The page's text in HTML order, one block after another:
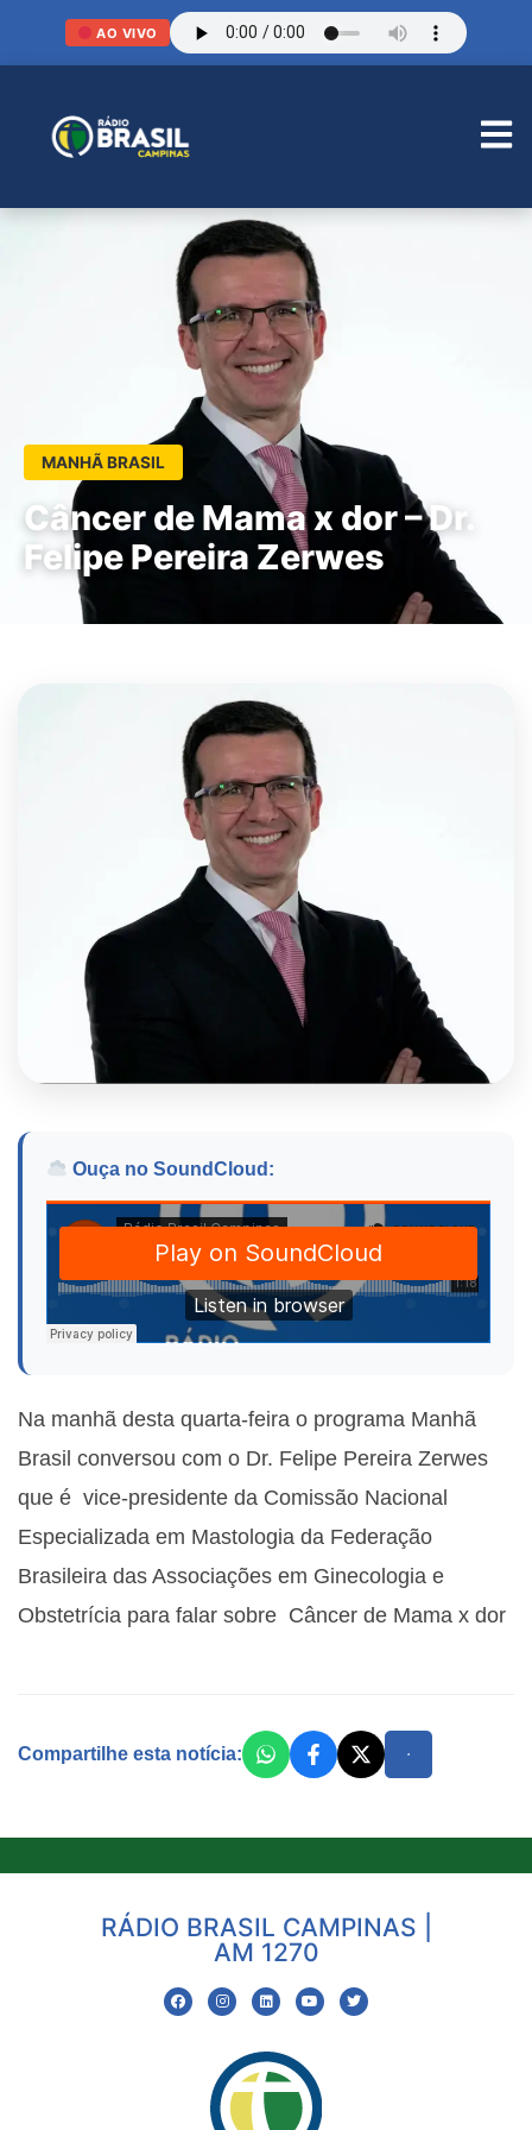
AO VIVO
MANHÃ BRASIL
Câncer de Mama x dor – Dr.
Felipe Pereira Zerwes
Ouça no SoundCloud:
Na manhã desta quarta-feira o programa Manhã
Brasil conversou com o Dr. Felipe Pereira Zerwes
que é vice-presidente da Comissão Nacional
Especializada em Mastologia da Federação
Brasileira das Associações em Ginecologia e
Obstetrícia para falar sobre Câncer de Mama x dor
Compartilhe esta notícia:
RÁDIO BRASIL CAMPINAS |
AM 1270